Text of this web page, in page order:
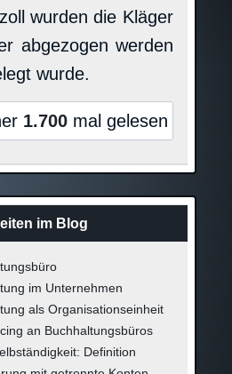
wurden die Kläger
abgezogen werden
wurde.
1.700mal gelesen
im Blog
im Unternehmen
als Organisationseinheit
an Buchhaltungsbüros
Definition